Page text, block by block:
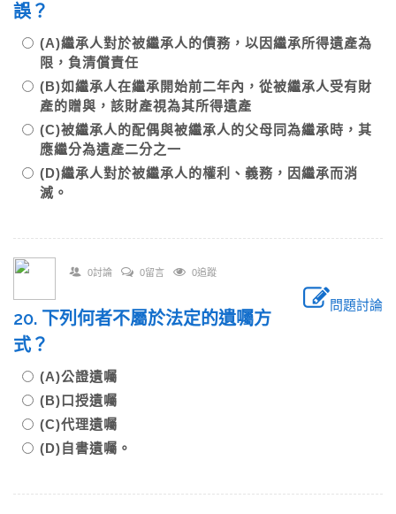
誤？
(A)繼承人對於被繼承人的債務，以因繼承所得遺產為
限，負清償責任
(B)如繼承人在繼承開始前二年內，從被繼承人受有財
產的贈與，該財產視為其所得遺產
(C)被繼承人的配偶與被繼承人的父母同為繼承時，其
應繼分為遺產二分之一
(D)繼承人對於被繼承人的權利、義務，因繼承而消
滅。
0討論 0留言 0追蹤
問題討論
20. 下列何者不屬於法定的遺囑方
式？
(A)公證遺囑
(B)口授遺囑
(C)代理遺囑
(D)自書遺囑。